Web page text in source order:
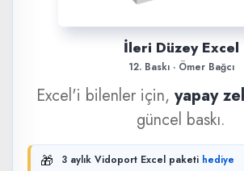
İleri Düzey Excel
12. Baskı · Ömer Bağcı
Excel'i bilenler için, yapay
güncel baskı.
🎁 3 aylık Vidoport Excel paketi hediye